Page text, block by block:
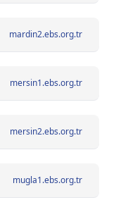
mardin2.ebs.org.tr
mersin1.ebs.org.tr
mersin2.ebs.org.tr
mugla1.ebs.org.tr